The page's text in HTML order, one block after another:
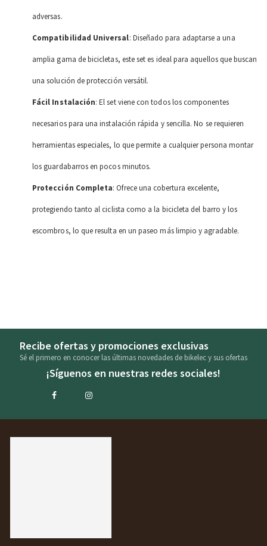
adversas.
Compatibilidad Universal: Diseñado para adaptarse a una
amplia gama de bicicletas, este set es ideal para aquellos que buscan
una solución de protección versátil.
Fácil Instalación: El set viene con todos los componentes
necesarios para una instalación rápida y sencilla. No se requieren
herramientas especiales, lo que permite a cualquier persona montar
los guardabarros en pocos minutos.
Protección Completa: Ofrece una cobertura excelente,
protegiendo tanto al ciclista como a la bicicleta del barro y los
escombros, lo que resulta en un paseo más limpio y agradable.
Recibe ofertas y promociones exclusivas
Sé el primero en conocer las últimas novedades de bikelec y sus ofertas
¡Síguenos en nuestras redes sociales!